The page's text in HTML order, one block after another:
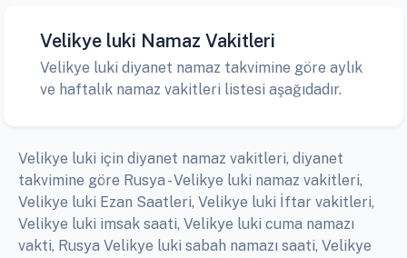
Velikye luki Namaz Vakitleri
Velikye luki diyanet namaz takvimine göre aylık
ve haftalık namaz vakitleri listesi aşağıdadır.
Velikye luki için diyanet namaz vakitleri, diyanet
takvimine göre Rusya - Velikye luki namaz vakitleri,
Velikye luki Ezan Saatleri, Velikye luki İftar vakitleri,
Velikye luki imsak saati, Velikye luki cuma namazı
vakti, Rusya Velikye luki sabah namazı saati, Velikye